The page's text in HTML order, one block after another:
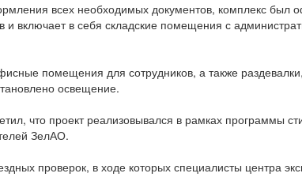
всех необходимых документов, комплекс был
включает в себя складские помещения с
помещения для сотрудников, а также
освещение.
что проект реализовывался в рамках программы
ЗелАО.
проверок, в ходе которых специалисты центра